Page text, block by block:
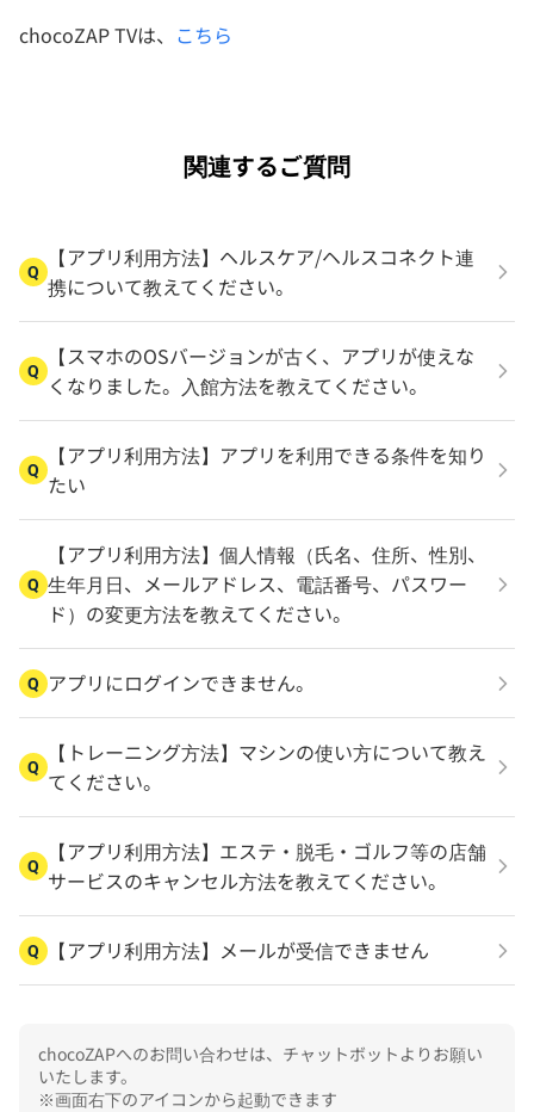
chocoZAP TVは、 こちら
関連するご質問
Q
【アプリ利用方法】ヘルスケア/ヘルスコネクト連
携について教えてください。
Q
【スマホのOSバージョンが古く、アプリが使えな
くなりました。入館方法を教えてください。
Q
【アプリ利用方法】アプリを利用できる条件を知り
たい
Q
【アプリ利用方法】個人情報（氏名、住所、性別、
生年月日、メールアドレス、電話番号、パスワー
ド）の変更方法を教えてください。
Q アプリにログインできません。
Q
【トレーニング方法】マシンの使い方について教え
てください。
Q
【アプリ利用方法】エステ・脱毛・ゴルフ等の店舗
サービスのキャンセル方法を教えてください。
Q 【アプリ利用方法】メールが受信できません
chocoZAPへのお問い合わせは、チャットボットよりお願い
いたします。
※画面右下のアイコンから起動できます